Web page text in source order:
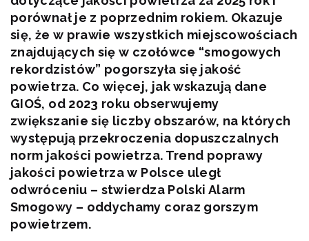
porównał je z poprzednim rokiem. Okazuje
się, że w prawie wszystkich miejscowościach
znajdujących się w czołówce “smogowych
rekordzistów” pogorszyła się jakość
powietrza. Co więcej, jak wskazują dane
GIOŚ, od 2023 roku obserwujemy
zwiększanie się liczby obszarów, na których
występują przekroczenia dopuszczalnych
norm jakości powietrza. Trend poprawy
jakości powietrza w Polsce uległ
odwróceniu – stwierdza Polski Alarm
Smogowy – oddychamy coraz gorszym
powietrzem.